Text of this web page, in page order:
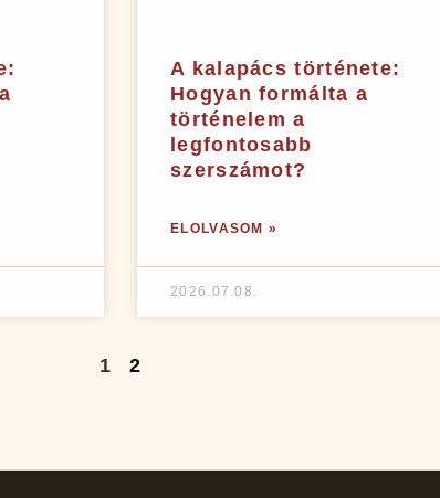
A kalapács története:
Hogyan formálta a
történelem a
legfontosabb
szerszámot?
ELOLVASOM »
2026.07.08.
1 2